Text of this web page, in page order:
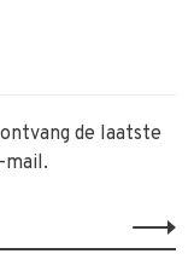
de laatste
mail.